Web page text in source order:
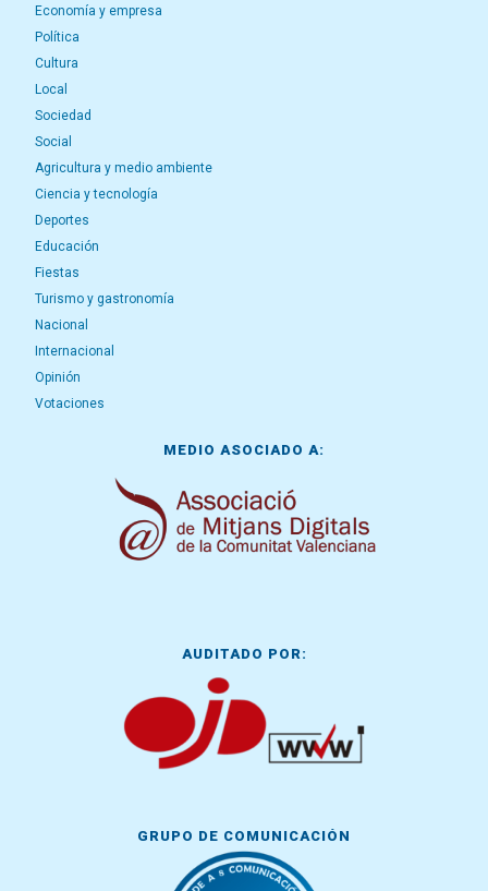
Economía y empresa
Política
Cultura
Local
Sociedad
Social
Agricultura y medio ambiente
Ciencia y tecnología
Deportes
Educación
Fiestas
Turismo y gastronomía
Nacional
Internacional
Opinión
Votaciones
MEDIO ASOCIADO A:
AUDITADO POR:
GRUPO DE COMUNICACIÓN